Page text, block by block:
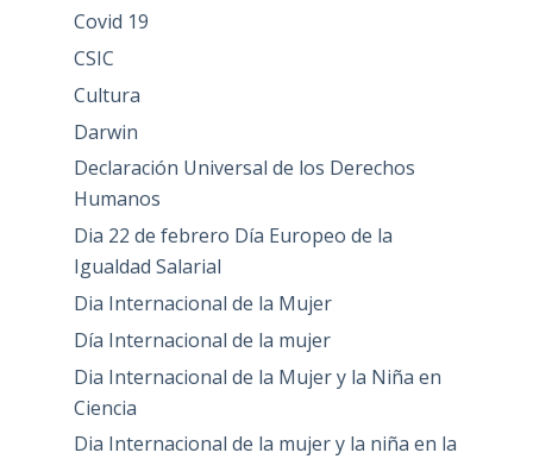
Covid 19
CSIC
Cultura
Darwin
Declaración Universal de los Derechos
Humanos
Dia 22 de febrero Día Europeo de la
Igualdad Salarial
Dia Internacional de la Mujer
Día Internacional de la mujer
Dia Internacional de la Mujer y la Niña en
Ciencia
Dia Internacional de la mujer y la niña en la